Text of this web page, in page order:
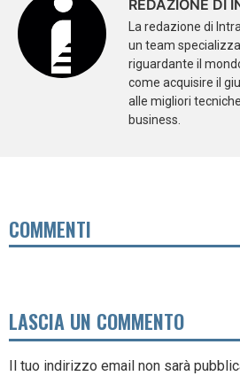
REDAZIONE DI
La redazione di
un team
riguardante il
come acquisire il
alle migliori
business.
COMMENTI
LASCIA UN COMMENTO
Il tuo indirizzo email non sarà